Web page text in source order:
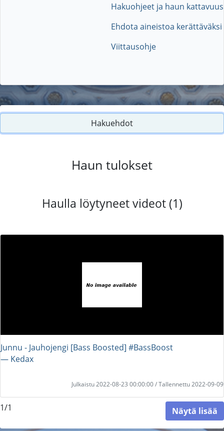
Hakuohjeet ja haun kattavuus
Ehdota aineistoa kerättäväksi
Viittausohje
Hakuehdot
Haun tulokset
Haulla löytyneet videot (1)
Junnu - Jauhojengi [Bass Boosted] #BassBoost
― Kedax
Julkaistu 2022-08-23 00:00:00 / Tallennettu 2022-09-09
1/1 Näytä lisää